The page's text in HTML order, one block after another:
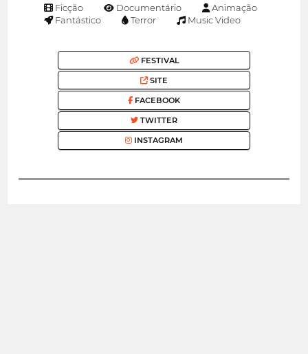
Ficção Documentário
Animação
Fantástico
Terror Music Video
FESTIVAL
SITE
FACEBOOK
TWITTER
INSTAGRAM